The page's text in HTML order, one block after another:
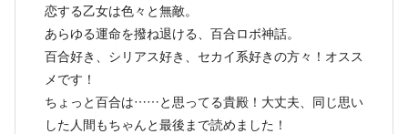
恋する乙女は色々と無敵。
あらゆる運命を撥ね退ける、百合ロボ神話。
百合好き、シリアス好き、セカイ系好きの方々！オスス
メです！
ちょっと百合は……と思ってる貴殿！大丈夫、同じ思い
した人間もちゃんと最後まで読めました！